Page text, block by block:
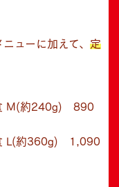
ューに加えて、 定
M(約240g) 890
L(約360g) 1,090